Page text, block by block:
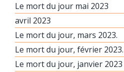
Le mort du jour mai 2023
avril 2023
Le mort du jour, mars 2023.
Le mort du jour, février 2023.
Le mort du jour, janvier 2023